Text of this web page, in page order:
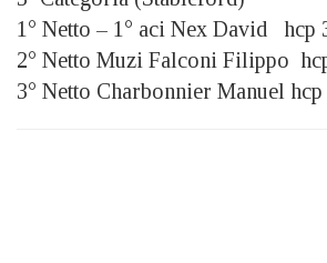
1° Netto – 1° aci Nex David
2° Netto Muzi Falconi Filippo
3° Netto Charbonnier Manuel